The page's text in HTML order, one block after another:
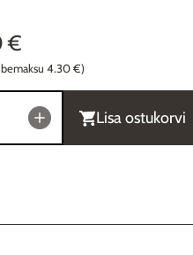
€
4.30 €)
Lisa ostukorvi